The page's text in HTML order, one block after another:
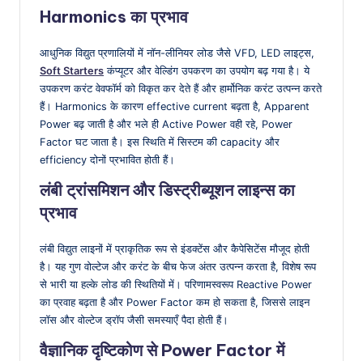
Harmonics का प्रभाव
आधुनिक विद्युत प्रणालियों में नॉन-लीनियर लोड जैसे VFD, LED लाइट्स,
Soft Starters कंप्यूटर और वेल्डिंग उपकरण का उपयोग बढ़ गया है। ये
उपकरण करंट वेवफॉर्म को विकृत कर देते हैं और हार्मोनिक करंट उत्पन्न करते
हैं। Harmonics के कारण effective current बढ़ता है, Apparent
Power बढ़ जाती है और भले ही Active Power वही रहे, Power
Factor घट जाता है। इस स्थिति में सिस्टम की capacity और
efficiency दोनों प्रभावित होती हैं।
लंबी ट्रांसमिशन और डिस्ट्रीब्यूशन लाइन्स का
प्रभाव
लंबी विद्युत लाइनों में प्राकृतिक रूप से इंडक्टेंस और कैपेसिटेंस मौजूद होती
है। यह गुण वोल्टेज और करंट के बीच फेज अंतर उत्पन्न करता है, विशेष रूप
से भारी या हल्के लोड की स्थितियों में। परिणामस्वरूप Reactive Power
का प्रवाह बढ़ता है और Power Factor कम हो सकता है, जिससे लाइन
लॉस और वोल्टेज ड्रॉप जैसी समस्याएँ पैदा होती हैं।
वैज्ञानिक दृष्टिकोण से Power Factor में